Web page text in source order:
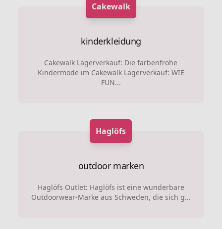
Cakewalk
kinderkleidung
Cakewalk Lagerverkauf: Die farbenfrohe
Kindermode im Cakewalk Lagerverkauf: WIE
FUN...
Haglöfs
outdoor marken
Haglöfs Outlet: Haglöfs ist eine wunderbare
Outdoorwear-Marke aus Schweden, die sich g...